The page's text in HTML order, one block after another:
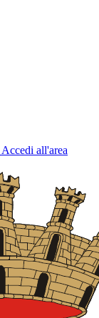
Accedi all'area